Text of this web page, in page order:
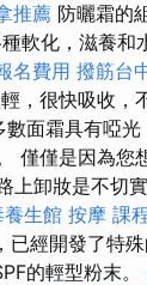
推薦 防曬霜的
軟化，滋養和
名費用 撥筋台
，很快吸收，
數面霜具有啞光
僅僅是因為您
上卸妝是不切
養生館 按摩 課
已經開發了特
的輕型粉末。